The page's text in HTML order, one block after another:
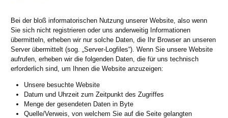
Bei der bloß informatorischen Nutzung unserer Website, also wenn
Sie sich nicht registrieren oder uns anderweitig Informationen
übermitteln, erheben wir nur solche Daten, die Ihr Browser an unseren
Server übermittelt (sog. „Server-Logfiles“). Wenn Sie unsere Website
aufrufen, erheben wir die folgenden Daten, die für uns technisch
erforderlich sind, um Ihnen die Website anzuzeigen:
Unsere besuchte Website
Datum und Uhrzeit zum Zeitpunkt des Zugriffes
Menge der gesendeten Daten in Byte
Quelle/Verweis, von welchem Sie auf die Seite gelangten